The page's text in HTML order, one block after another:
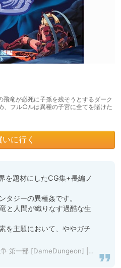
竜が必死に子孫を残そうとするダーク
、フル○ルは異種の子宮に全てを賭けた
いに行く
を題材にしたCG集+長編ノ
タジーの異種姦です。
と人間が織りなす過酷な生
を主題において、ややガチ
部 [DameDungeon] | DLsite 同人 - R18